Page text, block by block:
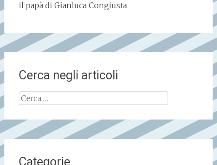
il papà di Gianluca Congiusta
Cerca negli articoli
Ricerca
Categorie